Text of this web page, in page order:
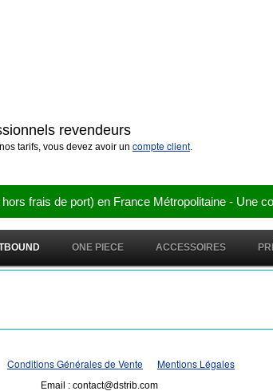
revendeurs
tarifs, vous devez avoir un compte client.
frais de port) en France Métropolitaine - Une
ONE PIECE ACCESSOIRES
Conditions Générales de Vente Mentions Légales
Email : contact@dstrib.com